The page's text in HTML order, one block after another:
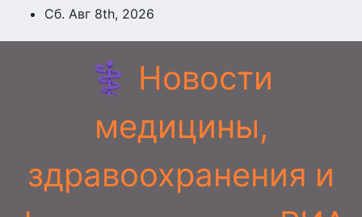
ПерейтиСб. Авг 8th, 2026
⚕️ Новости
медицины,
здравоохранения и